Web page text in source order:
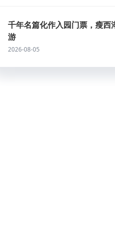
千年名篇化作入园门票，瘦西
游
2026-08-05